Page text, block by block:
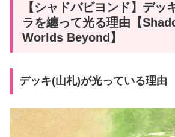
【シャドバビヨンド】デッ
ラを纏って光る理由【
Worlds Beyond】
デッキ(山札)が光っている理由